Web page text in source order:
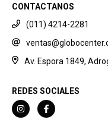
CONTACTANOS
(011) 4214-2281
Av. Espora 1849,
REDES SOCIALES